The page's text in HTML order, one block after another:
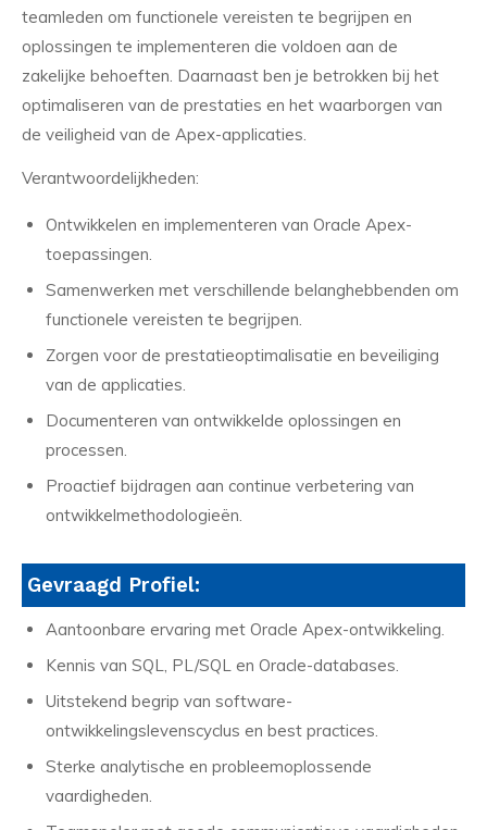
teamleden om functionele vereisten te begrijpen en
oplossingen te implementeren die voldoen aan de
zakelijke behoeften. Daarnaast ben je betrokken bij het
optimaliseren van de prestaties en het waarborgen van
de veiligheid van de Apex-applicaties.
Verantwoordelijkheden:
Ontwikkelen en implementeren van Oracle Apex-
toepassingen.
Samenwerken met verschillende belanghebbenden om
functionele vereisten te begrijpen.
Zorgen voor de prestatieoptimalisatie en beveiliging
van de applicaties.
Documenteren van ontwikkelde oplossingen en
processen.
Proactief bijdragen aan continue verbetering van
ontwikkelmethodologieën.
Gevraagd Profiel:
Aantoonbare ervaring met Oracle Apex-ontwikkeling.
Kennis van SQL, PL/SQL en Oracle-databases.
Uitstekend begrip van software-
ontwikkelingslevenscyclus en best practices.
Sterke analytische en probleemoplossende
vaardigheden.